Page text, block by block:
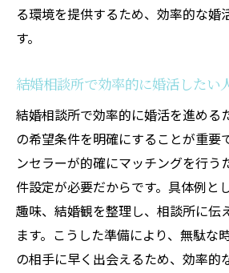
る環境を提供するため、効率的な婚
す。
結婚相談所で効率的に婚活したい
結婚相談所で効率的に婚活を進める
の希望条件を明確にすることが重要
ンセラーが的確にマッチングを行う
件設定が必要だからです。具体例と
趣味、結婚観を整理し、相談所に伝
ます。こうした準備により、無駄な
の相手に早く出会えるため、効率的